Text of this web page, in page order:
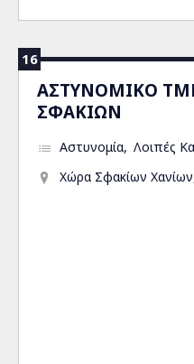
16
ΑΣΤΥΝΟΜΙΚΟ
ΣΦΑΚΙΩΝ
Αστυνομία Λοιπές
Χώρα Σφακίων Χανίων